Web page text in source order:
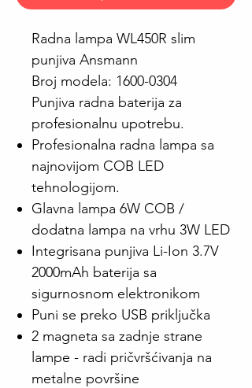
Radna lampa WL450R slim
punjiva Ansmann
Broj modela: 1600-0304
Punjiva radna baterija za
profesionalnu upotrebu.
Profesionalna radna lampa sa
najnovijom COB LED
tehnologijom.
Glavna lampa 6W COB /
dodatna lampa na vrhu 3W LED
Integrisana punjiva Li-Ion 3.7V
2000mAh baterija sa
sigurnosnom elektronikom
Puni se preko USB priključka
2 magneta sa zadnje strane
lampe - radi pričvršćivanja na
metalne površine